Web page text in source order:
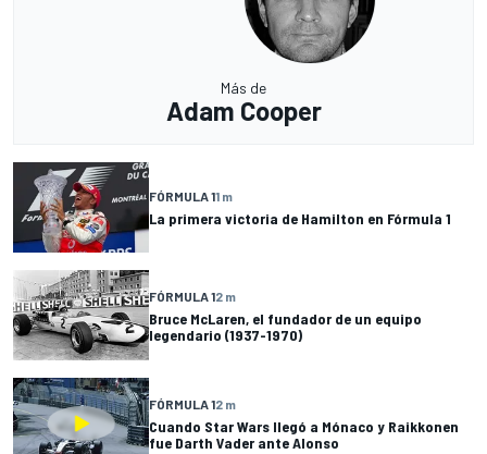
Más de
Adam Cooper
FÓRMULA 11 m
La primera victoria de Hamilton en Fórmula 1
FÓRMULA 12 m
Bruce McLaren, el fundador de un equipo
legendario (1937-1970)
FÓRMULA 12 m
Cuando Star Wars llegó a Mónaco y Raikkonen
fue Darth Vader ante Alonso